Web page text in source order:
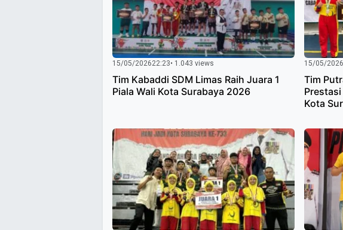
15/05/202622:23• 1.043 views
Tim Kabaddi SDM Limas Raih Juara 1
Piala Wali Kota Surabaya 2026
15/05/2026
Tim
Kota